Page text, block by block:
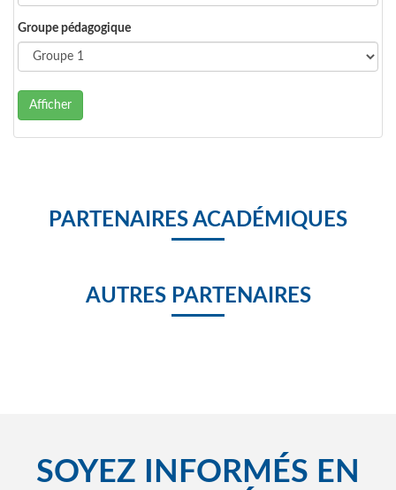
Groupe pédagogique
Afficher
PARTENAIRES ACADÉMIQUES
AUTRES PARTENAIRES
SOYEZ INFORMÉS EN